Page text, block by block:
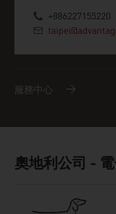
+886227155220
服務中心
奧地利公司 -